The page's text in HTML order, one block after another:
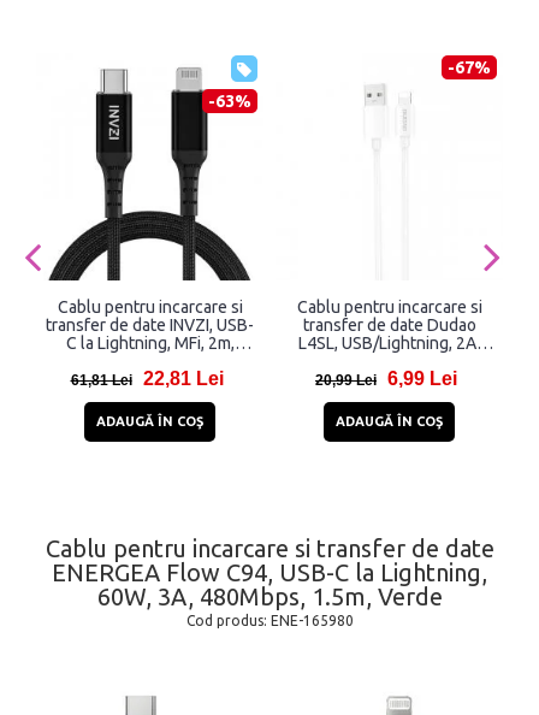
-63%
Cablu pentru incarcare si
transfer de date INVZI, USB-
C la Lightning, MFi, 2m,
61,81 Lei 22,81 Lei
ADAUGĂ ÎN COŞ
-67%
Cablu pentru incarcare si
transfer de date Dudao
L4SL, USB/Lightning, 2A,
20,99 Lei 6,99 Lei
ADAUGĂ ÎN COŞ
Cablu pentru incarcare si transfer de date
ENERGEA Flow C94, USB-C la Lightning,
60W, 3A, 480Mbps, 1.5m, Verde
Cod produs: ENE-165980